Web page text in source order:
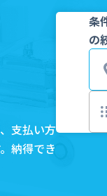
支払い方
納得でき
条
の